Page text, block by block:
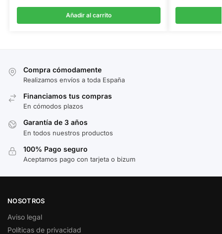
Añadir al carrito
Compra cómodamente
Realizamos envíos a toda España
Financiamos tus compras
En cómodos plazos
Garantía de 3 años
En todos nuestros productos
100% Pago seguro
Aceptamos pago con tarjeta o bizum
NOSOTROS
Aviso legal
Políticas de privacidad